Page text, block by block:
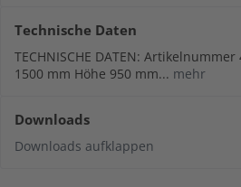
Technische Daten
TECHNISCHE DATEN:
1500 mm Höhe 950 mm... mehr
Downloads
Downloads aufklappen